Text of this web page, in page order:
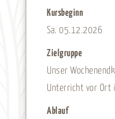
Kursbeginn
Sa. 05.12.2026
Zielgruppe
Unser
Unterricht vor Ort
Ablauf